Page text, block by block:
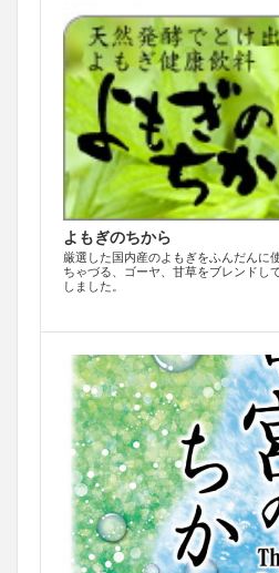
よもぎのちから
厳選した国内産のよもぎをふんだんに
ちゃづる、ゴーヤ、甘草をブレンドし
しました。